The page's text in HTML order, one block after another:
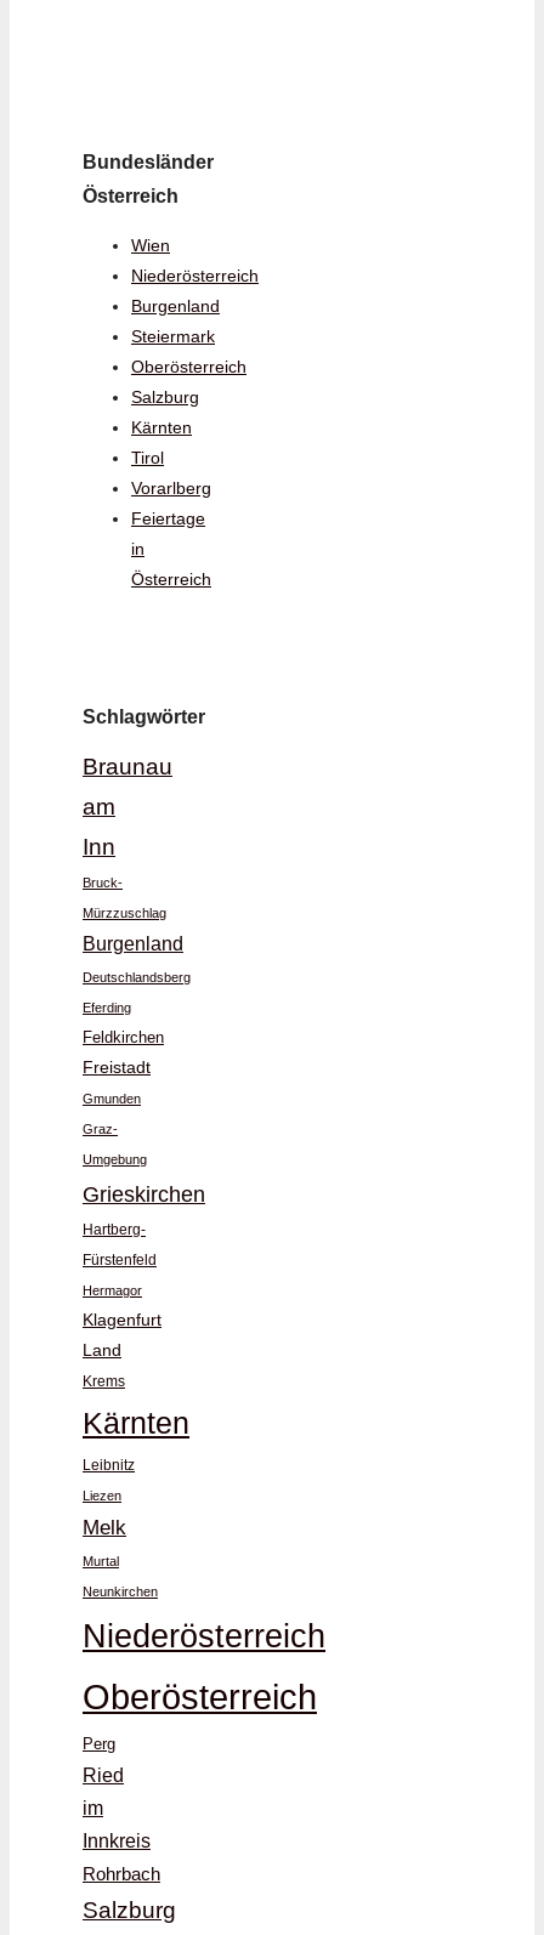
Bundesländer
Österreich
Wien
Niederösterreich
Burgenland
Steiermark
Oberösterreich
Salzburg
Kärnten
Tirol
Vorarlberg
Feiertage
in
Österreich
Schlagwörter
Braunau
am
Inn
Bruck-
Mürzzuschlag
Burgenland
Deutschlandsberg
Eferding
Feldkirchen
Freistadt
Gmunden
Graz-
Umgebung
Grieskirchen
Hartberg-
Fürstenfeld
Hermagor
Klagenfurt
Land
Krems
Kärnten
Leibnitz
Liezen
Melk
Murtal
Neunkirchen
Niederösterreich
Oberösterreich
Perg
Ried
im
Innkreis
Rohrbach
Salzburg